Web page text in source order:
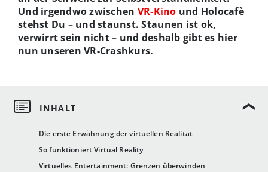
Die erste Erwähnung der virtuellen Realität
So funktioniert Virtual Reality
Virtuelles Entertainment: Grenzen überwinden
Und irgendwo zwischen VR-Kino und Holocafè
stehst Du – und staunst. Staunen ist ok,
verwirrt sein nicht – und deshalb gibt es hier
nun unseren VR-Crashkurs.